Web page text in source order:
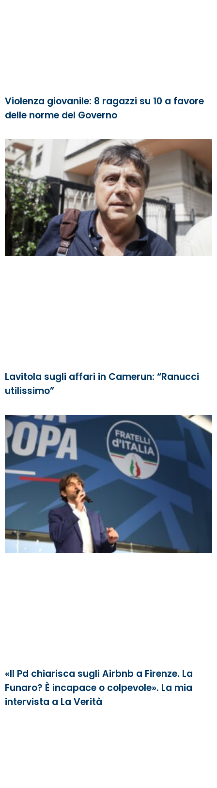
Violenza giovanile: 8 ragazzi su 10 a favore
delle norme del Governo
Lavitola sugli affari in Camerun: “Ranucci
utilissimo”
«Il Pd chiarisca sugli Airbnb a Firenze. La
Funaro? È incapace o colpevole». La mia
intervista a La Verità